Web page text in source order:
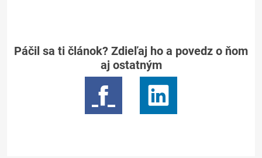
Páčil sa ti článok? Zdieľaj ho a povedz o ňom
aj ostatným